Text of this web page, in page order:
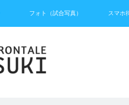
フォト（試合写真） スマホ